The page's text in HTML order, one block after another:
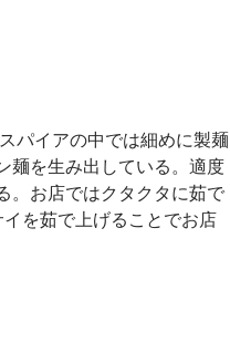
パイアの中では細めに製麺
麺を生み出している。適度
。お店ではクタクタに茹で
を茹で上げることでお店